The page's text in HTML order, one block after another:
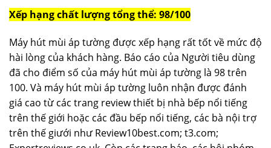
Xếp hạng chất lượng tổng thể: 98/100
Máy hút mùi áp tường được xếp hạng rất tốt về mức độ
hài lòng của khách hàng. Báo cáo của Người tiêu dùng
đã cho điểm số của máy hút mùi áp tường là 98 trên
100. Và máy hút mùi áp tường luôn nhận được đánh
giá cao từ các trang review thiết bị nhà bếp nổi tiếng
trên thế giới hoặc các đầu bếp nổi tiếng, các bà nội trợ
trên thế giưới như Review10best.com; t3.com;